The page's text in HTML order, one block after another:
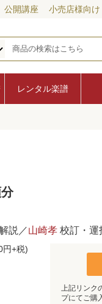
公開講座 小売店様向け
レンタル楽譜
説／山崎孝 校訂・運
円+税)
上記リンク
プにてご購